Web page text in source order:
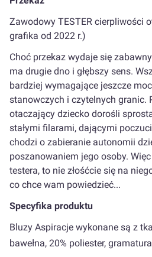
Zawodowy TESTER cierpliwości
grafika od 2022 r.)
Choć przekaz wydaje się
ma drugie dno i głębszy sens.
bardziej wymagające jeszcze
stanowczych i czytelnych granic.
otaczający dziecko dorośli
stałymi filarami, dającymi
chodzi o zabieranie autonomii
poszanowaniem jego osoby.
testera, to nie złośćcie się na
co chce wam powiedzieć...
Specyfika produktu
Bluzy Aspiracje wykonane są z
bawełna, 20% poliester,